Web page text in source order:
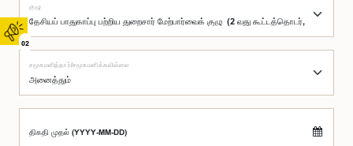
02
குழு
சமூகமளித்தார்/சமூகமளிக்கவில்லை
திகதி முதல் (YYYY-MM-DD)